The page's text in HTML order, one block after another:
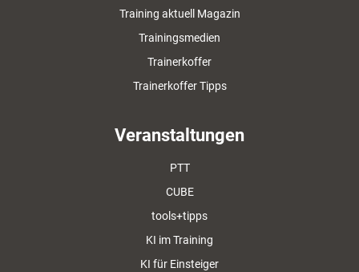
Training aktuell Magazin
Trainingsmedien
Trainerkoffer
Trainerkoffer Tipps
Veranstaltungen
PTT
CUBE
tools+tipps
KI im Training
KI für Einsteiger